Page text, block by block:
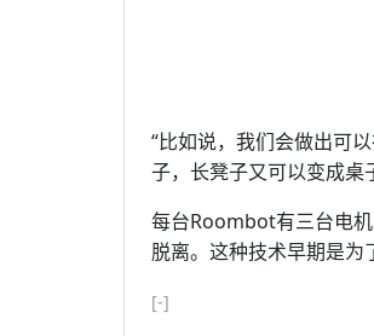
“比如说，我们会做出可
子，长凳子又可以变成桌
每台Roombot有三台电
脱离。这种技术早期是为
[-]